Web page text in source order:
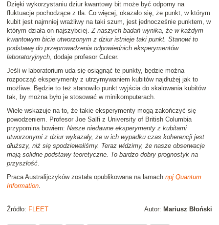
Dzięki wykorzystaniu dziur kwantowy bit może być odporny na
fluktuacje pochodzące z tła. Co więcej, okazało się, że punkt, w którym
kubit jest najmniej wrażliwy na taki szum, jest jednocześnie punktem, w
którym działa on najszybciej.Z naszych badań wynika, że w każdym
kwantowym bicie utworzonym z dziur istnieje taki punkt. Stanowi to
podstawę do przeprowadzenia odpowiednich eksperymentów
laboratoryjnych, dodaje profesor Culcer.
Jeśli w laboratorium uda się osiągnąć te punkty, będzie można
rozpocząć eksperymenty z utrzymywaniem kubitów najdłużej jak to
możliwe. Będzie to też stanowiło punkt wyjścia do skalowania kubitów
tak, by można było je stosować w minikomputerach.
Wiele wskazuje na to, że takie eksperymenty mogą zakończyć się
powodzeniem. Profesor Joe Salfi z University of British Columbia
przypomina bowiem: Nasze niedawne eksperymenty z kubitami
utworzonymi z dziur wykazały, że w ich wypadku czas koherencji jest
dłuższy, niż się spodziewaliśmy. Teraz widzimy, że nasze obserwacje
mają solidne podstawy teoretyczne. To bardzo dobry prognostyk na
przyszłość.
Praca Australijczyków została opublikowana na łamach npj Quantum
Information.
Autor: Mariusz Błoński
Źródło: FLEET